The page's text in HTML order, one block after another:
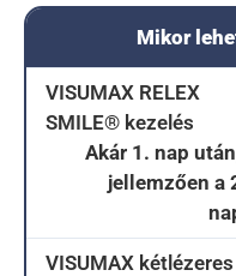
Mikor
VISUMAX RELEX
SMILE® kezelés
Akár 1. nap
jellemzően a
VISUMAX kétlézeres